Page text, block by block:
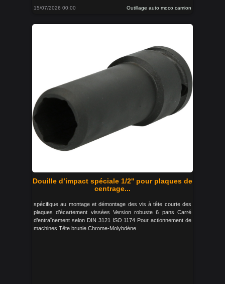
15/07/2026 00:00 Outillage auto moco camion
Douille d’impact spéciale 1/2'' pour plaques de
centrage...
spécifique au montage et démontage des vis à tête courte des
plaques d’écartement vissées Version robuste 6 pans Carré
d’entraînement selon DIN 3121 ISO 1174 Pour actionnement de
machines Tête brunie Chrome-Molybdène